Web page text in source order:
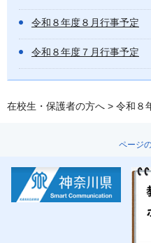
令和８年度８月行事予定
令和８年度７月行事予定
在校生・保護者の方へ > 令和８
ページ